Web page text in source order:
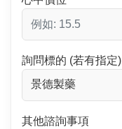
詢問標的 (若有指定)
其他諮詢事項